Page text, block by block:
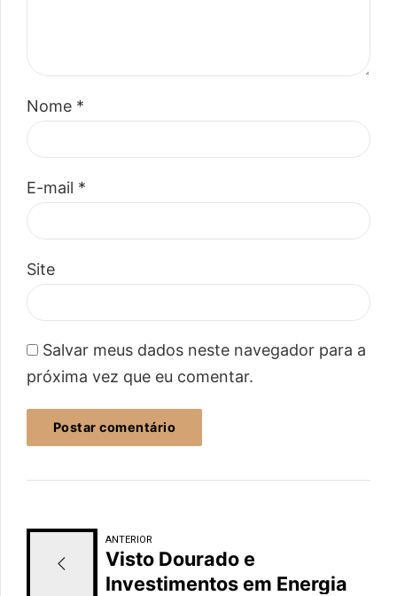
Nome *
E-mail *
Site
Salvar meus dados neste navegador para a
próxima vez que eu comentar.
Postar comentário
ANTERIOR
Visto Dourado e
Investimentos em Energia